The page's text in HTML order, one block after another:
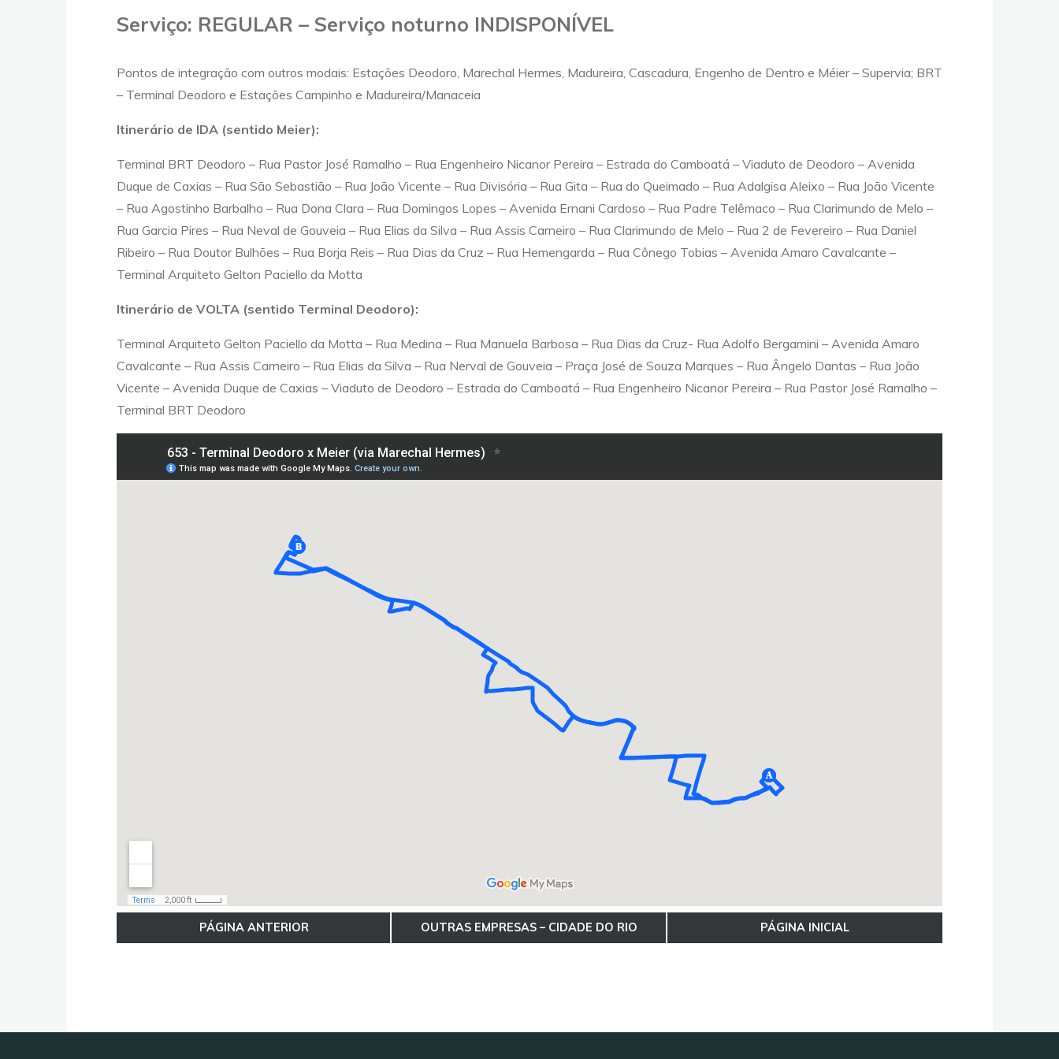
Serviço: REGULAR – Serviço noturno INDISPONÍVEL
Pontos de integração com outros modais: Estações Deodoro, Marechal Hermes, Madureira, Cascadura, Engenho de Dentro e Méier – Supervia; BRT
– Terminal Deodoro e Estações Campinho e Madureira/Manaceia
Itinerário de IDA (sentido Meier):
Terminal BRT Deodoro – Rua Pastor José Ramalho – Rua Engenheiro Nicanor Pereira – Estrada do Camboatá – Viaduto de Deodoro – Avenida
Duque de Caxias – Rua São Sebastião – Rua João Vicente – Rua Divisória – Rua Gita – Rua do Queimado – Rua Adalgisa Aleixo – Rua João Vicente
– Rua Agostinho Barbalho – Rua Dona Clara – Rua Domingos Lopes – Avenida Ernani Cardoso – Rua Padre Telêmaco – Rua Clarimundo de Melo –
Rua Garcia Pires – Rua Neval de Gouveia – Rua Elias da Silva – Rua Assis Carneiro – Rua Clarimundo de Melo – Rua 2 de Fevereiro – Rua Daniel
Ribeiro – Rua Doutor Bulhões – Rua Borja Reis – Rua Dias da Cruz – Rua Hemengarda – Rua Cônego Tobias – Avenida Amaro Cavalcante –
Terminal Arquiteto Gelton Paciello da Motta
Itinerário de VOLTA (sentido Terminal Deodoro):
Terminal Arquiteto Gelton Paciello da Motta – Rua Medina – Rua Manuela Barbosa – Rua Dias da Cruz- Rua Adolfo Bergamini – Avenida Amaro
Cavalcante – Rua Assis Carneiro – Rua Elias da Silva – Rua Nerval de Gouveia – Praça José de Souza Marques – Rua Ângelo Dantas – Rua João
Vicente – Avenida Duque de Caxias – Viaduto de Deodoro – Estrada do Camboatá – Rua Engenheiro Nicanor Pereira – Rua Pastor José Ramalho –
Terminal BRT Deodoro
PÁGINA ANTERIOR OUTRAS EMPRESAS – CIDADE DO RIO PÁGINA INICIAL